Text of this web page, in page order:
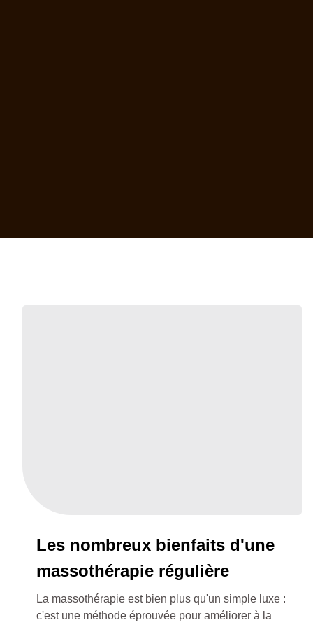
Les nombreux bienfaits d'une
massothérapie régulière
La massothérapie est bien plus qu'un simple luxe :
c'est une méthode éprouvée pour améliorer à la